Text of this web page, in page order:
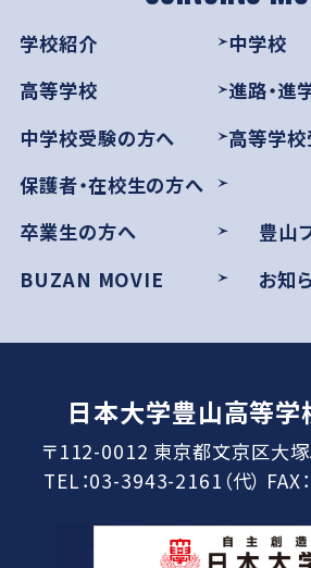
学校紹介
中学校
高等学校
進路・進
中学校受験の方へ
高等学
保護者・在校生の方へ
卒業生の方へ
豊山
BUZAN MOVIE
お知
日本大学豊山高等学
〒112-0012 東京都文京区大
TEL：03-3943-2161（代）